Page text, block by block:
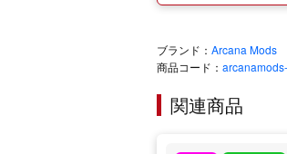
ブランド： Arcana Mods
商品コード：
関連商品